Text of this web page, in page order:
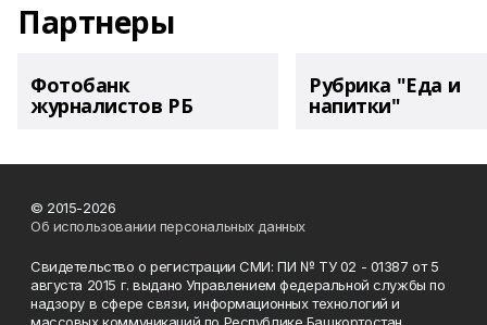
Партнеры
Фотобанк
журналистов РБ
Рубрика "Еда и
напитки"
© 2015-2026
Об использовании персональных данных
Свидетельство о регистрации СМИ: ПИ № ТУ 02 - 01387 от 5
августа 2015 г. выдано Управлением федеральной службы по
надзору в сфере связи, информационных технологий и